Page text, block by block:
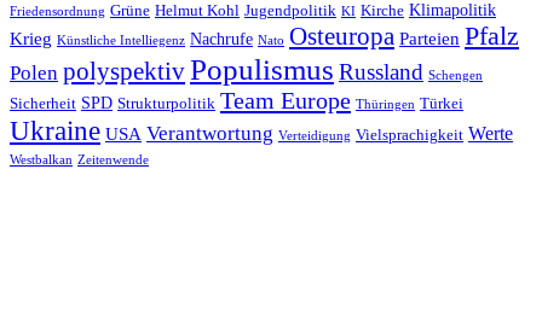
Friedensordnung Grüne Helmut Kohl Jugendpolitik KI Kirche Klimapolitik
Krieg Künstliche Intelliegenz Nachrufe Nato Osteuropa Parteien Pfalz
Polen polyspektivPopulismus Russland Schengen
Sicherheit SPD Strukturpolitik Team Europe Thüringen Türkei
Ukraine USA Verantwortung Verteidigung Vielsprachigkeit Werte
Westbalkan Zeitenwende